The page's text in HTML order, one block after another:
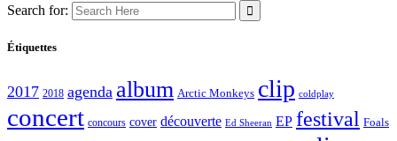
Search for:
Étiquettes
2017 2018 agenda album Arctic Monkeys clip coldplay
concert concours cover découverte Ed Sheeran EP festival Foals